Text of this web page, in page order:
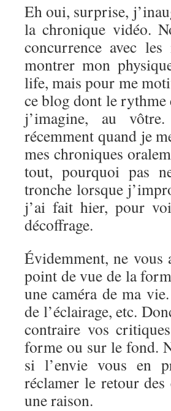
Eh oui, surprise,
la chronique vidéo.
concurrence avec
montrer mon
life, mais pour me
ce blog dont le rythme
j’imagine, au
récemment quand je
mes chroniques
tout, pourquoi pas
tronche lorsque
j’ai fait hier, pour
décoffrage.
Évidemment, ne vous
point de vue de la
une caméra de ma
de l’éclairage, etc.
contraire vos
forme ou sur le fond.
si l’envie vous en
réclamer le retour
une raison.